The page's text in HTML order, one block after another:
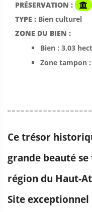
PRÉSERVATION :
TYPE : Bien culturel
ZONE DU BIEN :
Bien : 3,03
Zone tampon
Ce trésor
grande beauté
région du Haut-
Site